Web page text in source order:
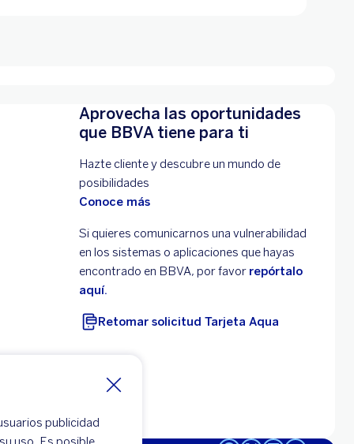
publicidad
Aprovecha las oportunidades
que BBVA tiene para ti
Hazte cliente y descubre un mundo de
posibilidades
Conoce más
Si quieres comunicarnos una vulnerabilidad
en los sistemas o aplicaciones que hayas
encontrado en BBVA, por favor repórtalo
aquí.
Retomar solicitud Tarjeta Aqua